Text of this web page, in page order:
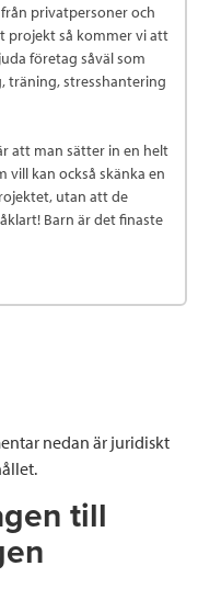
privatpersoner och
projekt så kommer vi att
företag såväl som
träning, stresshantering
att man sätter in en helt
vill kan också skänka en
utan att de
Barn är det finaste
nedan är juridiskt
till